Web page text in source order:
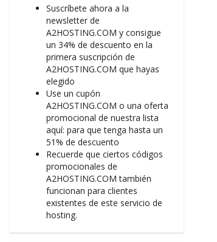
Suscríbete ahora a la
newsletter de
A2HOSTING.COM y consigue
un 34% de descuento en la
primera suscripción de
A2HOSTING.COM que hayas
elegido
Use un cupón
A2HOSTING.COM o una oferta
promocional de nuestra lista
aquí: para que tenga hasta un
51% de descuento
Recuerde que ciertos códigos
promocionales de
A2HOSTING.COM también
funcionan para clientes
existentes de este servicio de
hosting.